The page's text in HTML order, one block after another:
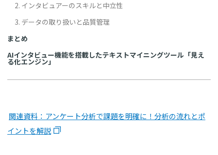
2. インタビュアーのスキルと中立性
3. データの取り扱いと品質管理
まとめ
AIインタビュー機能を搭載したテキストマイニングツール「見え
る化エンジン」
関連資料：アンケート分析で課題を明確に！分析の流れとポ
イントを解説